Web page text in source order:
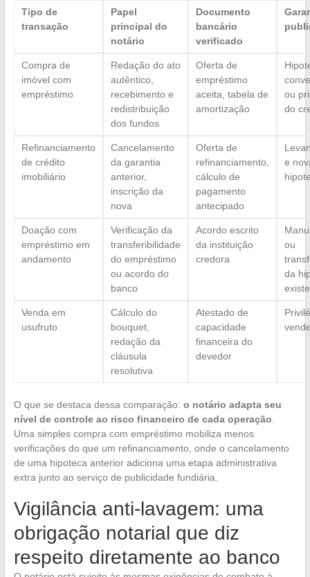
Tipo de
transação
Papel
principal do
notário
Documento
bancário
verificado
Compra de
imóvel com
empréstimo
Redação do ato
autêntico,
recebimento e
redistribuição
dos fundos
Oferta de
empréstimo
aceita, tabela de
amortização
ou
do
Refinanciamento
de crédito
imobiliário
Cancelamento
da garantia
anterior,
inscrição da
nova
Oferta de
refinanciamento,
cálculo de
pagamento
antecipado
e
Doação com
empréstimo em
andamento
Verificação da
transferibilidade
do empréstimo
ou acordo do
banco
Acordo escrito
da instituição
credora
ou
da
Venda em
usufruto
Cálculo do
bouquet,
redação da
cláusula
resolutiva
Atestado de
capacidade
financeira do
devedor
O que se destaca dessa comparação: o notário adapta seu
nível de controle ao risco financeiro de cada operação
Uma simples compra com empréstimo mobiliza menos
verificações do que um refinanciamento, onde o cancelamento
de uma hipoteca anterior adiciona uma etapa administrativa
extra junto ao serviço de publicidade fundiária.
Vigilância anti-lavagem: uma
obrigação notarial que diz
respeito diretamente ao banco